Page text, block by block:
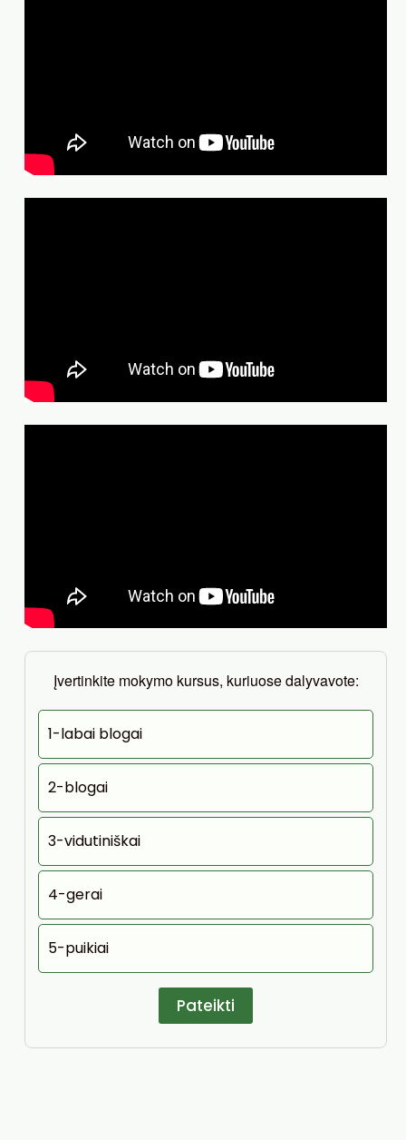
Įvertinkite mokymo kursus, kuriuose dalyvavote:
1-labai blogai
2-blogai
3-vidutiniškai
4-gerai
5-puikiai